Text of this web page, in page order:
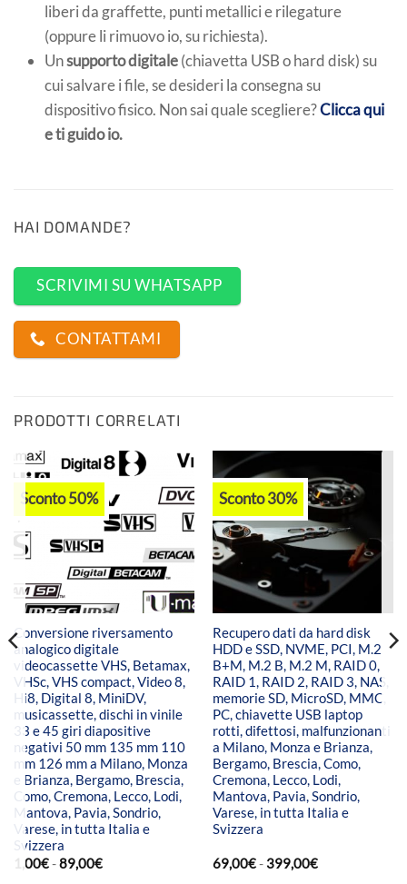
liberi da graffette, punti metallici e rilegature
(oppure li rimuovo io, su richiesta).
Unsupporto digitale(chiavetta USB o hard disk) su
cui salvare i file, se desideri la consegna su
dispositivo fisico. Non sai quale scegliere?Clicca qui
e ti guido io.
HAI DOMANDE?
SCRIVIMI SU WHATSAPP
CONTATTAMI
PRODOTTI CORRELATI
Sconto 50%
Conversione riversamento
analogico digitale
videocassette VHS, Betamax,
VHSc, VHS compact, Video 8,
Hi8, Digital 8, MiniDV,
musicassette, dischi in vinile
33 e 45 giri diapositive
negativi 50 mm 135 mm 110
mm 126 mm a Milano, Monza
e Brianza, Bergamo, Brescia,
Como, Cremona, Lecco, Lodi,
Mantova, Pavia, Sondrio,
Varese, in tutta Italia e
Svizzera
1,00€-89,00€Fascia
Sconto 30%
Recupero dati da hard disk
HDD e SSD, NVME, PCI, M.2
B+M, M.2 B, M.2 M, RAID 0,
RAID 1, RAID 2, RAID 3, NAS,
memorie SD, MicroSD, MMC,
PC, chiavette USB laptop
rotti, difettosi, malfunzionanti
a Milano, Monza e Brianza,
Bergamo, Brescia, Como,
Cremona, Lecco, Lodi,
Mantova, Pavia, Sondrio,
Varese, in tutta Italia e
Svizzera
69,00€- 399,00€Fascia